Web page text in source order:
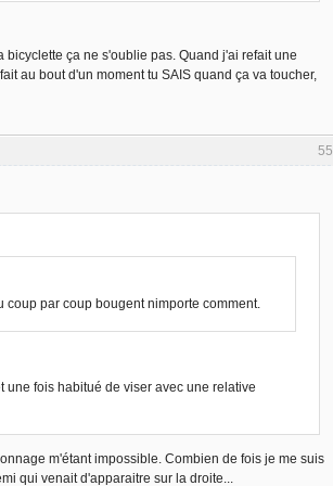
ça ne s'oublie pas. Quand j'ai refait une
au bout d'un moment tu SAIS quand ça va toucher,
55
coup par coup bougent nimporte comment.
fois habitué de viser avec une relative
m'étant impossible. Combien de fois je me suis
qui venait d'apparaitre sur la droite...